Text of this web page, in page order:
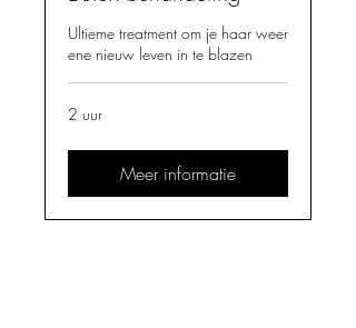
Ultieme treatment om je haar weer
ene nieuw leven in te blazen
2 uur
Meer informatie